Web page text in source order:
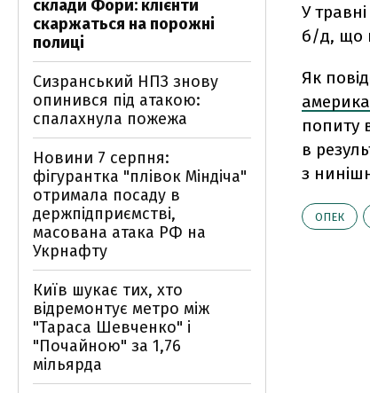
У
б/д, що
Як
попиту
в
з
ОПЕК
склади Фори: клієнти
скаржаться на порожні
полиці
Сизранський НПЗ знову
опинився під атакою:
спалахнула пожежа
Новини 7 серпня:
фігурантка "плівок Міндіча"
отримала посаду в
держпідприємстві,
масована атака РФ на
Укрнафту
Київ шукає тих, хто
відремонтує метро між
"Тараса Шевченко" і
"Почайною" за 1,76
мільярда